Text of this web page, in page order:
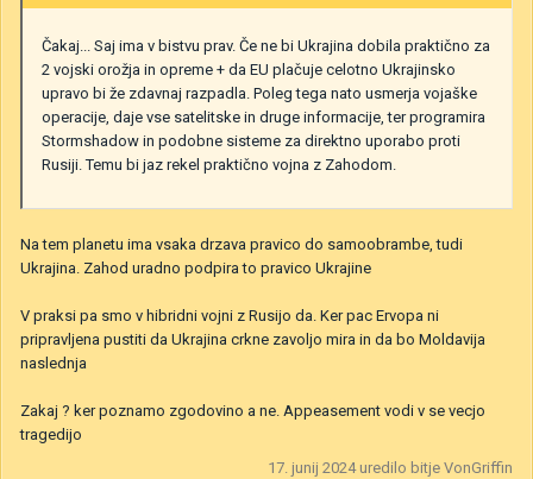
Čakaj... Saj ima v bistvu prav. Če ne bi Ukrajina dobila praktično za
2 vojski orožja in opreme + da EU plačuje celotno Ukrajinsko
upravo bi že zdavnaj razpadla. Poleg tega nato usmerja vojaške
operacije, daje vse satelitske in druge informacije, ter programira
Stormshadow in podobne sisteme za direktno uporabo proti
Rusiji. Temu bi jaz rekel praktično vojna z Zahodom.
Na tem planetu ima vsaka drzava pravico do samoobrambe, tudi
Ukrajina. Zahod uradno podpira to pravico Ukrajine
V praksi pa smo v hibridni vojni z Rusijo da. Ker pac Ervopa ni
pripravljena pustiti da Ukrajina crkne zavoljo mira in da bo Moldavija
naslednja
Zakaj ? ker poznamo zgodovino a ne. Appeasement vodi v se vecjo
tragedijo
17. junij 2024uredilo bitje VonGriffin